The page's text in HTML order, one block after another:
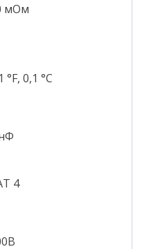
мОм
°F, 0,1 °C
4